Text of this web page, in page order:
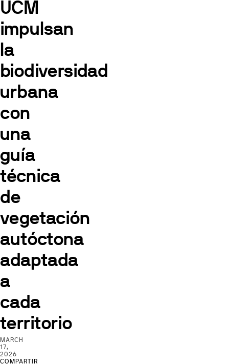
UCM
impulsan
la
biodiversidad
urbana
con
una
guía
técnica
de
vegetación
autóctona
adaptada
a
cada
territorio
MARCH
17,
2026
COMPARTIR